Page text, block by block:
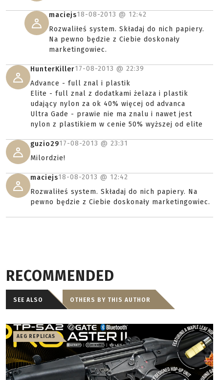
maciejs18-08-2013 @ 12:42
Rozwaliłeś system. Składaj do nich papiery.
Na pewno będzie z Ciebie doskonały
marketingowiec.
HunterKiller17-08-2013 @ 22:39
Advance - full znal i plastik
Elite - full znal z dodatkami żelaza i plastik
udający nylon za ok 40% więcej od advanca
Ultra Gade - prawie nie ma znalu i nawet jest
nylon z plastikiem w cenie 50% wyższej od elite
guzio2917-08-2013 @ 23:31
Milordzie!
maciejs18-08-2013 @ 12:42
Rozwaliłeś system. Składaj do nich papiery. Na
pewno będzie z Ciebie doskonały marketingowiec.
RECOMMENDED
SEE ALSO OTHERS BY THIS AUTHOR
AEG REPLICAS